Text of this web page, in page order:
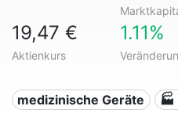
19,47 €
Aktienkurs
1.11%
medizinische Geräte